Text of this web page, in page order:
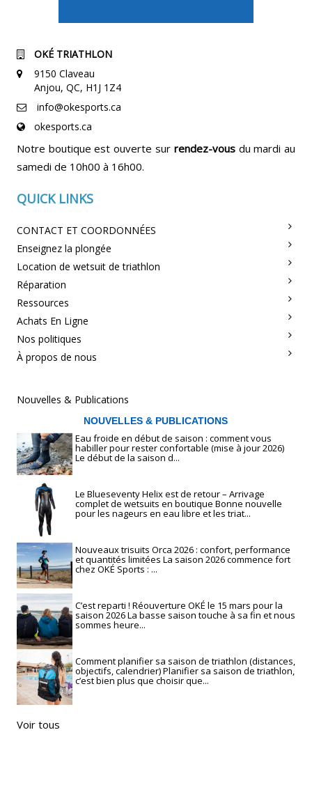
OKÉ TRIATHLON
9150 Claveau
Anjou, QC, H1J 1Z4
info@okesports.ca
okesports.ca
Notre boutique est ouverte sur rendez-vousdu mardi au
samedi de 10h00 à 16h00.
QUICK LINKS
CONTACT ET COORDONNÉES
Enseignez la plongée
Location de wetsuit de triathlon
Réparation
Ressources
Achats En Ligne
Nos politiques
À propos de nous
Nouvelles & Publications
NOUVELLES & PUBLICATIONS
Eau froide en début de saison : comment vous
habiller pour rester confortable (mise à jour 2026)
Le début de la saison d...
Le Blueseventy Helix est de retour – Arrivage
complet de wetsuits en boutique Bonne nouvelle
pour les nageurs en eau libre et les triat...
Nouveaux trisuits Orca 2026 : confort, performance
et quantités limitées La saison 2026 commence fort
chez OKÉ Sports : ...
C’est reparti ! Réouverture OKÉ le 15 mars pour la
saison 2026 La basse saison touche à sa fin et nous
sommes heure...
Comment planifier sa saison de triathlon (distances,
objectifs, calendrier) Planifier sa saison de triathlon,
c’est bien plus que choisir que...
Voir tous